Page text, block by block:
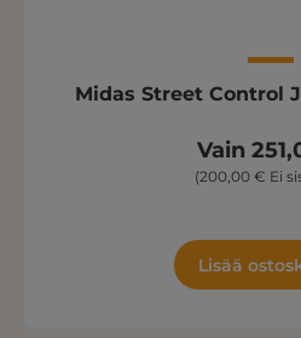
Midas Street Control
Vain
(200,00 € Ei
Lisää